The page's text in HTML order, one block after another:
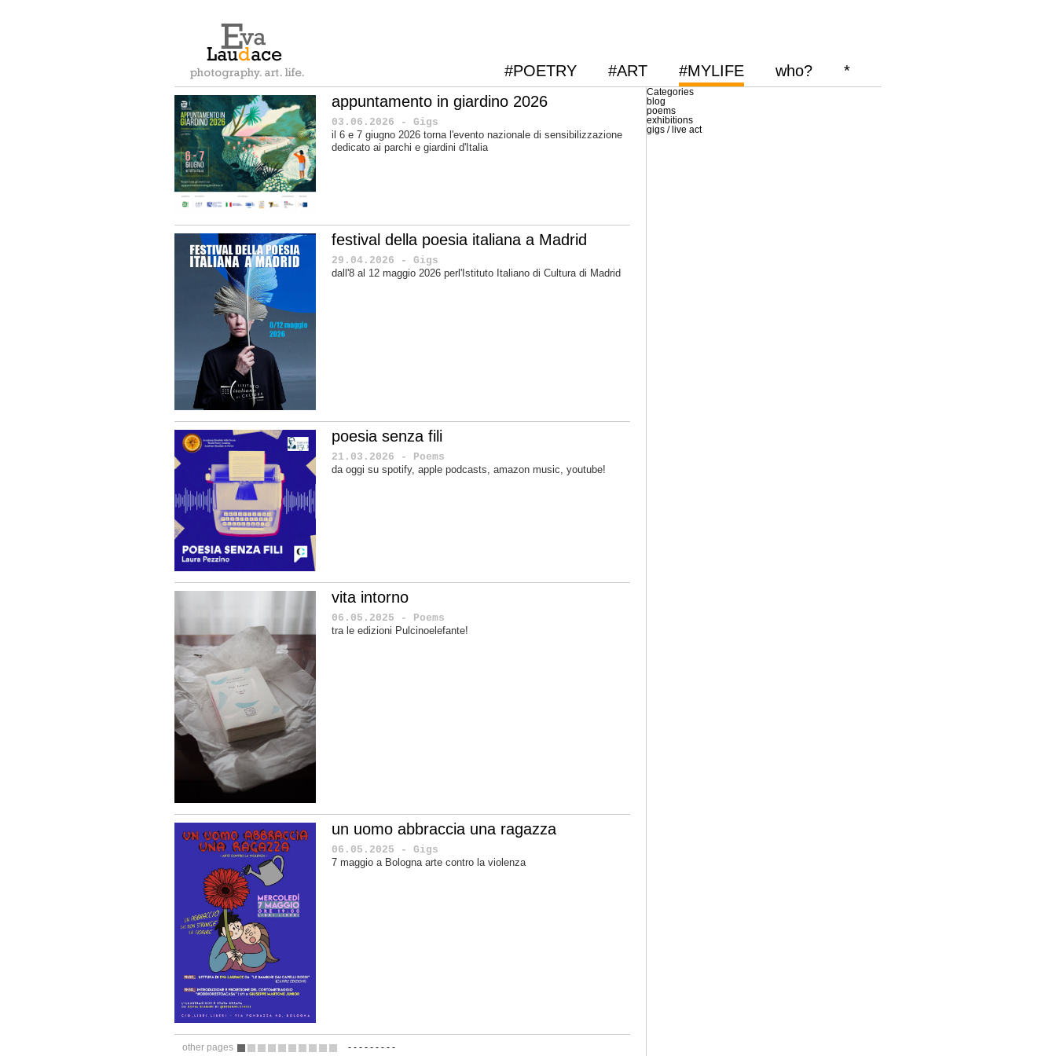
#POETRY #ART #MYLIFE who?
*
appuntamento in giardino 2026
03.06.2026 - Gigs
il 6 e 7 giugno 2026 torna l'evento nazionale di sensibilizzazione
dedicato ai parchi e giardini d'Italia
festival della poesia italiana a Madrid
29.04.2026 - Gigs
dall'8 al 12 maggio 2026 perl'Istituto Italiano di Cultura di Madrid
poesia senza fili
21.03.2026 - Poems
da oggi su spotify, apple podcasts, amazon music, youtube!
vita intorno
06.05.2025 - Poems
tra le edizioni Pulcinoelefante!
un uomo abbraccia una ragazza
06.05.2025 - Gigs
7 maggio a Bologna arte contro la violenza
other pages - - - - - - - - -
Categories
blog
poems
exhibitions
gigs / live act